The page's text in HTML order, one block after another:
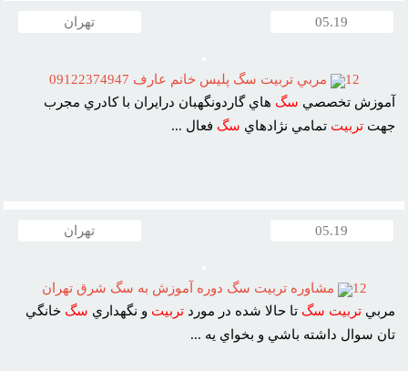
05.19 تهران
12
مربي تربيت سگ پليس خانم عارف 09122374947
آموزش تخصصي سگ هاي گاردونگهبان درايران با کادري مجرب
جهتتربيت تمامي نژادهاي سگ فعال ...
05.19 تهران
12
مشاوره تربيت سگ دوره آموزش به سگ شرق تهران
مربيتربيت سگ تا حالا شده در موردتربيت و نگهداري سگ خانگي
تان سوال داشته باشي و بخواي يه ...